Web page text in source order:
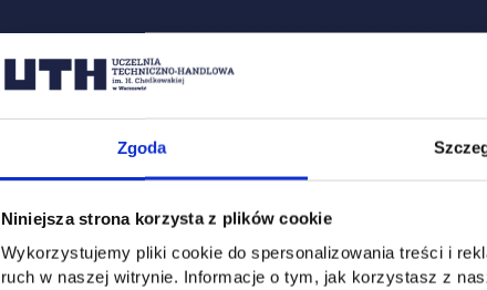
Zgoda
Niniejsza strona korzysta z plików cookie
Wykorzystujemy pliki cookie do spersonalizowania treści i
ruch w naszej witrynie. Informacje o tym, jak korzystasz z